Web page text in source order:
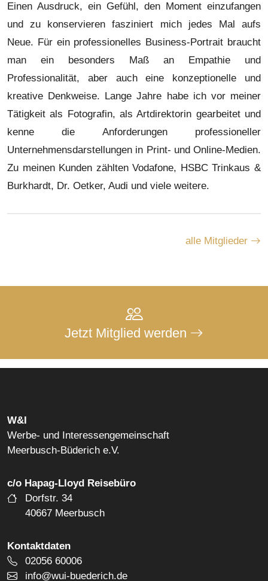
Einen Ausdruck, ein Gefühl, den Moment einzufangen
und zu konservieren fasziniert mich jedes Mal aufs
Neue. Für ein professionelles Business-Portrait braucht
man ein besonders Maß an Empathie und
Professionalität, aber auch eine konzeptionelle und
kreative Denkweise. Lange Jahre habe ich vor meiner
Tätigkeit als Fotografin, als Artdirektorin gearbeitet und
kenne die Anforderungen professioneller
Unternehmensdarstellungen in Print- und Online-Medien.
Zu meinen Kunden zählten Vodafone, HSBC Trinkaus &
Burkhardt, Dr. Oetker, Audi und viele weitere.
alle Mitglieder
Jetzt Mitglied werden
W&I
Werbe- und Interessengemeinschaft
Meerbusch-Büderich e.V.
c/o Hapag-Lloyd Reisebüro
Dorfstr. 34
40667 Meerbusch
Kontaktdaten
Telefonnummer
02056 60006
E-Mail Adresse
info@wui-buederich.de